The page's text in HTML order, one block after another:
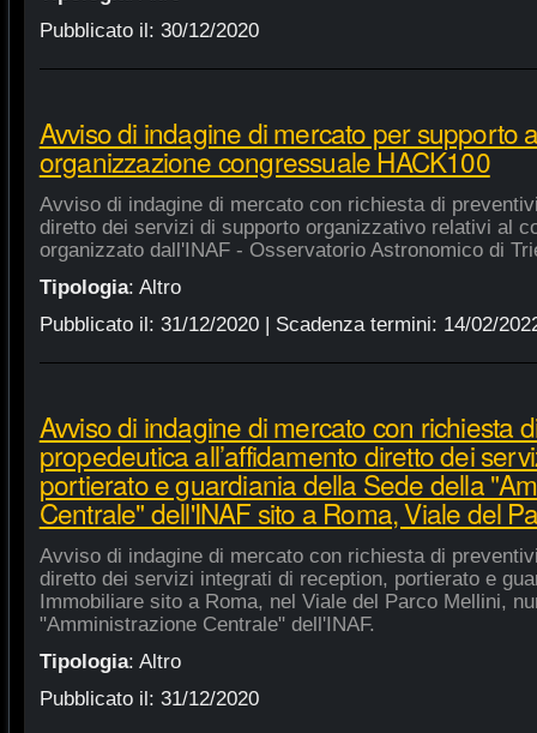
Pubblicato il: 30/12/2020
Avviso di indagine di mercato per supporto
organizzazione congressuale HACK100
Avviso di indagine di mercato con richiesta di
diretto dei servizi di supporto organizzativo relativi al
organizzato dall'INAF - Osservatorio Astronomico di
Tipologia: Altro
Pubblicato il: 31/12/2020| Scadenza termini: 14/02/
Avviso di indagine di mercato con richiesta
propedeutica all’affidamento diretto dei
portierato e guardiania della Sede della
Centrale" dell'INAF sito a Roma, Viale del
Avviso di indagine di mercato con richiesta di
diretto dei servizi integrati di reception, portierato e
Immobiliare sito a Roma, nel Viale del Parco Mellini,
"Amministrazione Centrale" dell'INAF.
Tipologia: Altro
Pubblicato il: 31/12/2020